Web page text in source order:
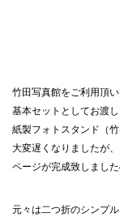
竹田写真館をご利用頂
基本セットとしてお渡
紙製フォトスタンド（
大変遅くなりましたが
ページが完成致しまし
元々は二つ折のシンプ